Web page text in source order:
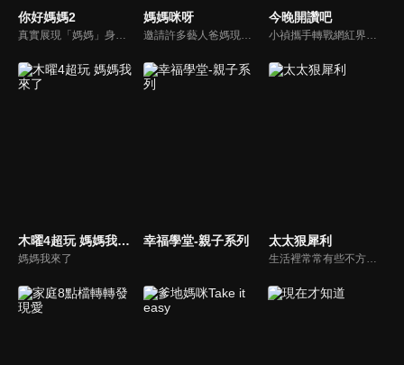
你好媽媽2
真實展現「媽媽」身份的更多社會觸角，探討對「媽媽」概念的時代定義，探訪更多的當代媽媽。每期走進嘉賓生活，探討母親在家庭中、在自己生命中的位置。
媽媽咪呀
邀請許多藝人爸媽現身說法，與相關專家顧問共同討論分享，以談話的方式進行，對一人爸媽和名人家庭教育有興趣的朋友一定不能錯過。
今晚開讚吧
小禎攜手轉戰網紅界獲好評的羅時豐主持綜藝節目《今晚開讚吧》，節目嘗試創新互動式節目，帶動討論時事及創新的議題，打破傳統的談話模式，進而更貼近網路群眾。
木曜4超玩 媽媽我來了
媽媽我來了
幸福學堂-親子系列 太太狠犀利
生活裡常常有些不方便，但其實只要有一些小創意，就會讓生活變得更有趣，就讓美食達人焦志方與生活玩家巴鈺帶領專家們，告訴大家最即時、最便利、最實用的解決之道！